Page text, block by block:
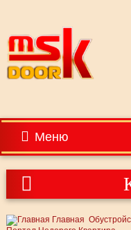
Меню
Главная